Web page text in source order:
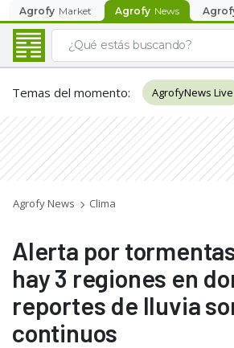
Agrofy Market Agrofy News
Temas del momento: AgrofyNews Live
Agrofy News Clima
Alerta por
hay 3 regiones en
reportes de lluvia
continuos